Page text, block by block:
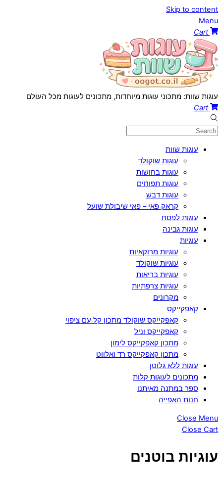
Skip to content
Menu
Cart
עוגות שוות: מתכוני עוגות מיוחדות, מתכונים לעוגות מכל העולם
Cart
עוגות שוות
עוגות שוקולד
עוגות בחושות
עוגות תפוחים
עוגות דבש
קראק פאי – פאי שיבולת שועל
עוגות לפסח
עוגות גבינה
עוגיות
עוגיות מרוקאיות
עוגיות שוקולד
עוגיות בריאות
עוגיות צרפתיות
מקרונים
קאפקייקס
קאפקייקס שוקולד מתכון קל עם ציפוי
קאפקייקס וניל
מתכון קאפקייקס לימון
מתכון קאפקייקס רד ואלווט
עוגות ללא גלוטן
מתכונים לעוגות קלות
ספר במתנה מאיתנו
חנות האפייה
Close Menu
Close Cart
עוגיות בוטנים